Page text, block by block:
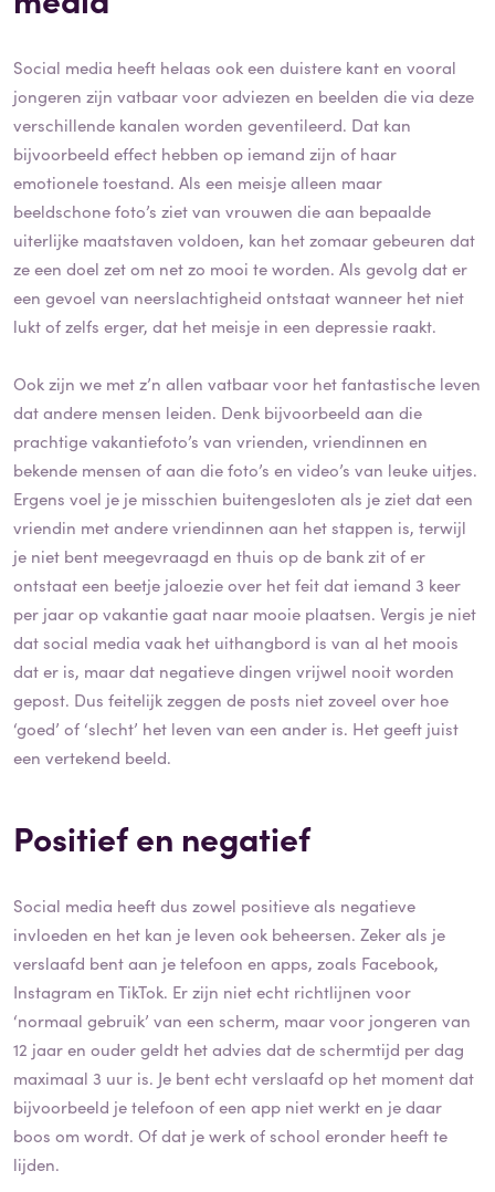
Social media heeft helaas ook een duistere kant en vooral
jongeren zijn vatbaar voor adviezen en beelden die via deze
verschillende kanalen worden geventileerd. Dat kan
bijvoorbeeld effect hebben op iemand zijn of haar
emotionele toestand. Als een meisje alleen maar
beeldschone foto’s ziet van vrouwen die aan bepaalde
uiterlijke maatstaven voldoen, kan het zomaar gebeuren dat
ze een doel zet om net zo mooi te worden. Als gevolg dat er
een gevoel van neerslachtigheid ontstaat wanneer het niet
lukt of zelfs erger, dat het meisje in een depressie raakt.
Ook zijn we met z’n allen vatbaar voor het fantastische leven
dat andere mensen leiden. Denk bijvoorbeeld aan die
prachtige vakantiefoto’s van vrienden, vriendinnen en
bekende mensen of aan die foto’s en video’s van leuke uitjes.
Ergens voel je je misschien buitengesloten als je ziet dat een
vriendin met andere vriendinnen aan het stappen is, terwijl
je niet bent meegevraagd en thuis op de bank zit of er
ontstaat een beetje jaloezie over het feit dat iemand 3 keer
per jaar op vakantie gaat naar mooie plaatsen. Vergis je niet
dat social media vaak het uithangbord is van al het moois
dat er is, maar dat negatieve dingen vrijwel nooit worden
gepost. Dus feitelijk zeggen de posts niet zoveel over hoe
‘goed’ of ‘slecht’ het leven van een ander is. Het geeft juist
een vertekend beeld.
Positief en negatief
Social media heeft dus zowel positieve als negatieve
invloeden en het kan je leven ook beheersen. Zeker als je
verslaafd bent aan je telefoon en apps, zoals Facebook,
Instagram en TikTok. Er zijn niet echt richtlijnen voor
‘normaal gebruik’ van een scherm, maar voor jongeren van
12 jaar en ouder geldt het advies dat de schermtijd per dag
maximaal 3 uur is. Je bent echt verslaafd op het moment dat
bijvoorbeeld je telefoon of een app niet werkt en je daar
boos om wordt. Of dat je werk of school eronder heeft te
lijden.